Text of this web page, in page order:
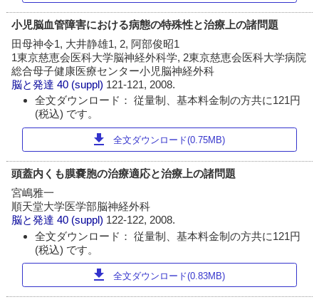
小児脳血管障害における病態の特殊性と治療上の諸問題
田母神令1, 大井静雄1, 2, 阿部俊昭1
1東京慈恵会医科大学脳神経外科学, 2東京慈恵会医科大学病院
総合母子健康医療センター小児脳神経外科
脳と発達 40 (suppl) 121-121, 2008.
全文ダウンロード： 従量制、基本料金制の方共に121円
(税込) です。
download 全文ダウンロード(0.75MB)
頭蓋内くも膜嚢胞の治療適応と治療上の諸問題
宮嶋雅一
順天堂大学医学部脳神経外科
脳と発達 40 (suppl) 122-122, 2008.
全文ダウンロード： 従量制、基本料金制の方共に121円
(税込) です。
download 全文ダウンロード(0.83MB)